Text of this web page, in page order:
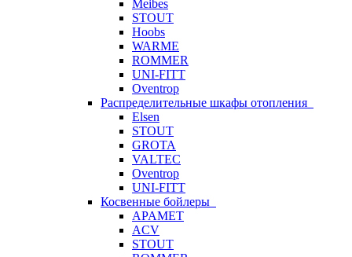
Meibes
STOUT
Hoobs
WARME
ROMMER
UNI-FITT
Oventrop
Распределительные шкафы отопления
Elsen
STOUT
GROTA
VALTEC
Oventrop
UNI-FITT
Косвенные бойлеры
APAMET
ACV
STOUT